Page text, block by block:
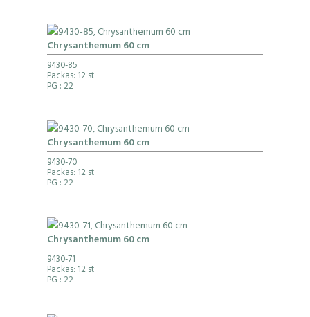
Chrysanthemum 60 cm
9430-85
Packas: 12 st
PG : 22
Chrysanthemum 60 cm
9430-70
Packas: 12 st
PG : 22
Chrysanthemum 60 cm
9430-71
Packas: 12 st
PG : 22